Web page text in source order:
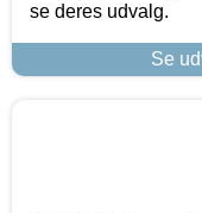
se deres udvalg.
Se